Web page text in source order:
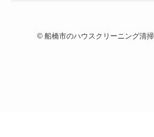
©船橋市のハウスクリーニング清